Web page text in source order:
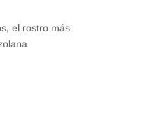
el rostro más